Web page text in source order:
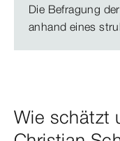
Die Befragung
anhand eines
Wie schätzt